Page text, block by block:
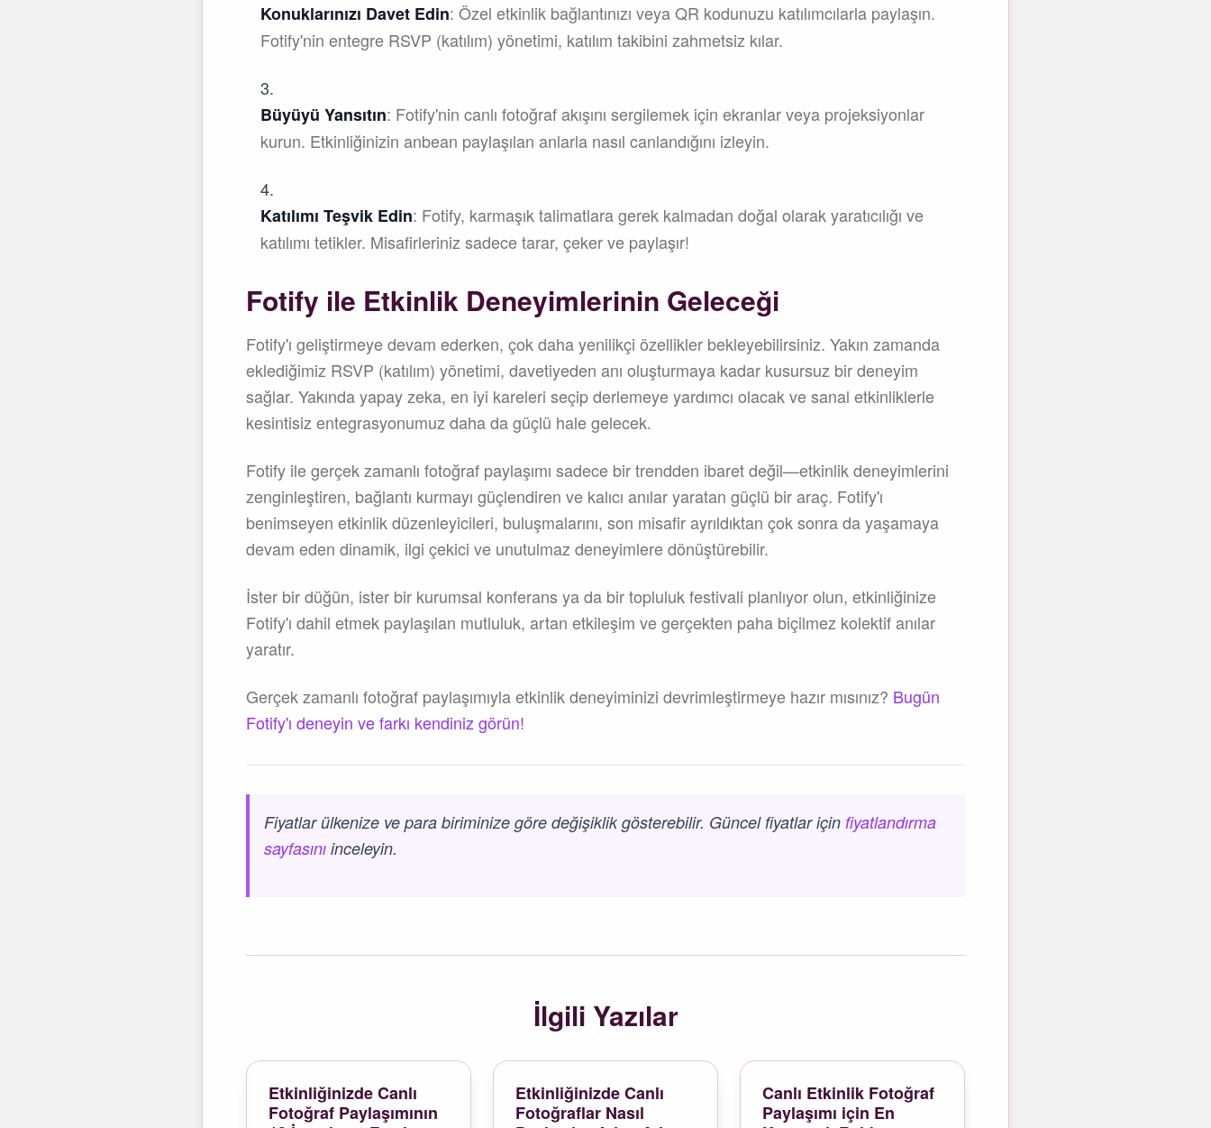
Konuklarınızı Davet Edin: Özel etkinlik bağlantınızı veya QR kodunuzu katılımcılarla paylaşın.
Fotify'nin entegre RSVP (katılım) yönetimi, katılım takibini zahmetsiz kılar.
Büyüyü Yansıtın: Fotify'nin canlı fotoğraf akışını sergilemek için ekranlar veya projeksiyonlar
kurun. Etkinliğinizin anbean paylaşılan anlarla nasıl canlandığını izleyin.
Katılımı Teşvik Edin: Fotify, karmaşık talimatlara gerek kalmadan doğal olarak yaratıcılığı ve
katılımı tetikler. Misafirleriniz sadece tarar, çeker ve paylaşır!
Fotify ile Etkinlik Deneyimlerinin Geleceği
Fotify'ı geliştirmeye devam ederken, çok daha yenilikçi özellikler bekleyebilirsiniz. Yakın zamanda
eklediğimiz RSVP (katılım) yönetimi, davetiyeden anı oluşturmaya kadar kusursuz bir deneyim
sağlar. Yakında yapay zeka, en iyi kareleri seçip derlemeye yardımcı olacak ve sanal etkinliklerle
kesintisiz entegrasyonumuz daha da güçlü hale gelecek.
Fotify ile gerçek zamanlı fotoğraf paylaşımı sadece bir trendden ibaret değil—etkinlik deneyimlerini
zenginleştiren, bağlantı kurmayı güçlendiren ve kalıcı anılar yaratan güçlü bir araç. Fotify'ı
benimseyen etkinlik düzenleyicileri, buluşmalarını, son misafir ayrıldıktan çok sonra da yaşamaya
devam eden dinamik, ilgi çekici ve unutulmaz deneyimlere dönüştürebilir.
İster bir düğün, ister bir kurumsal konferans ya da bir topluluk festivali planlıyor olun, etkinliğinize
Fotify'ı dahil etmek paylaşılan mutluluk, artan etkileşim ve gerçekten paha biçilmez kolektif anılar
yaratır.
Gerçek zamanlı fotoğraf paylaşımıyla etkinlik deneyiminizi devrimleştirmeye hazır mısınız? Bugün
Fotify'ı deneyin ve farkı kendiniz görün!
Fiyatlar ülkenize ve para biriminize göre değişiklik gösterebilir. Güncel fiyatlar için fiyatlandırma
sayfasını inceleyin.
İlgili Yazılar
Etkinliğinizde Canlı
Fotoğraf Paylaşımının
Etkinliğinizde Canlı
Fotoğraflar Nasıl
Canlı Etkinlik Fotoğraf
Paylaşımı için En